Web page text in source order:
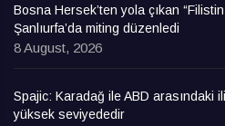
Bosna Hersek’ten yola çıkan
Şanlıurfa’da miting düzenledi
8 August, 2026
Spajic: Karadağ ile ABD arasındaki
yüksek seviyededir